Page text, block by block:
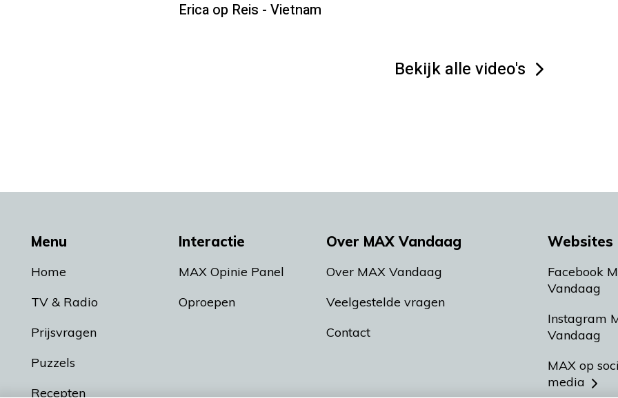
Erica op Reis - Vietnam
Bekijk alle video's
Menu
Home
TV & Radio
Prijsvragen
Puzzels
Recepten
Interactie
MAX Opinie Panel
Oproepen
Over MAX Vandaag
Over MAX Vandaag
Veelgestelde vragen
Contact
Websites
Facebook
Vandaag
Instagram
Vandaag
MAX op
media